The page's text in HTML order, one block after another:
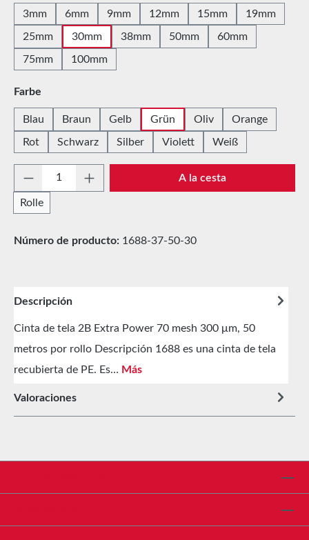
3mm 6mm 9mm 12mm 15mm 19mm
25mm 30mm 38mm 50mm 60mm
75mm 100mm
Seleccione
Farbe
Blau Braun Gelb Grün Oliv Orange
Rot Schwarz Silber Violett Weiß
Cantidad del producto: introduce la
Rolle
A la cesta
Número de producto: 1688-37-50-30
Descripción
Cinta de tela 2B Extra Power 70 mesh 300 μm, 50
metros por rollo Descripción 1688 es una cinta de tela
recubierta de PE. Es… Más
Valoraciones